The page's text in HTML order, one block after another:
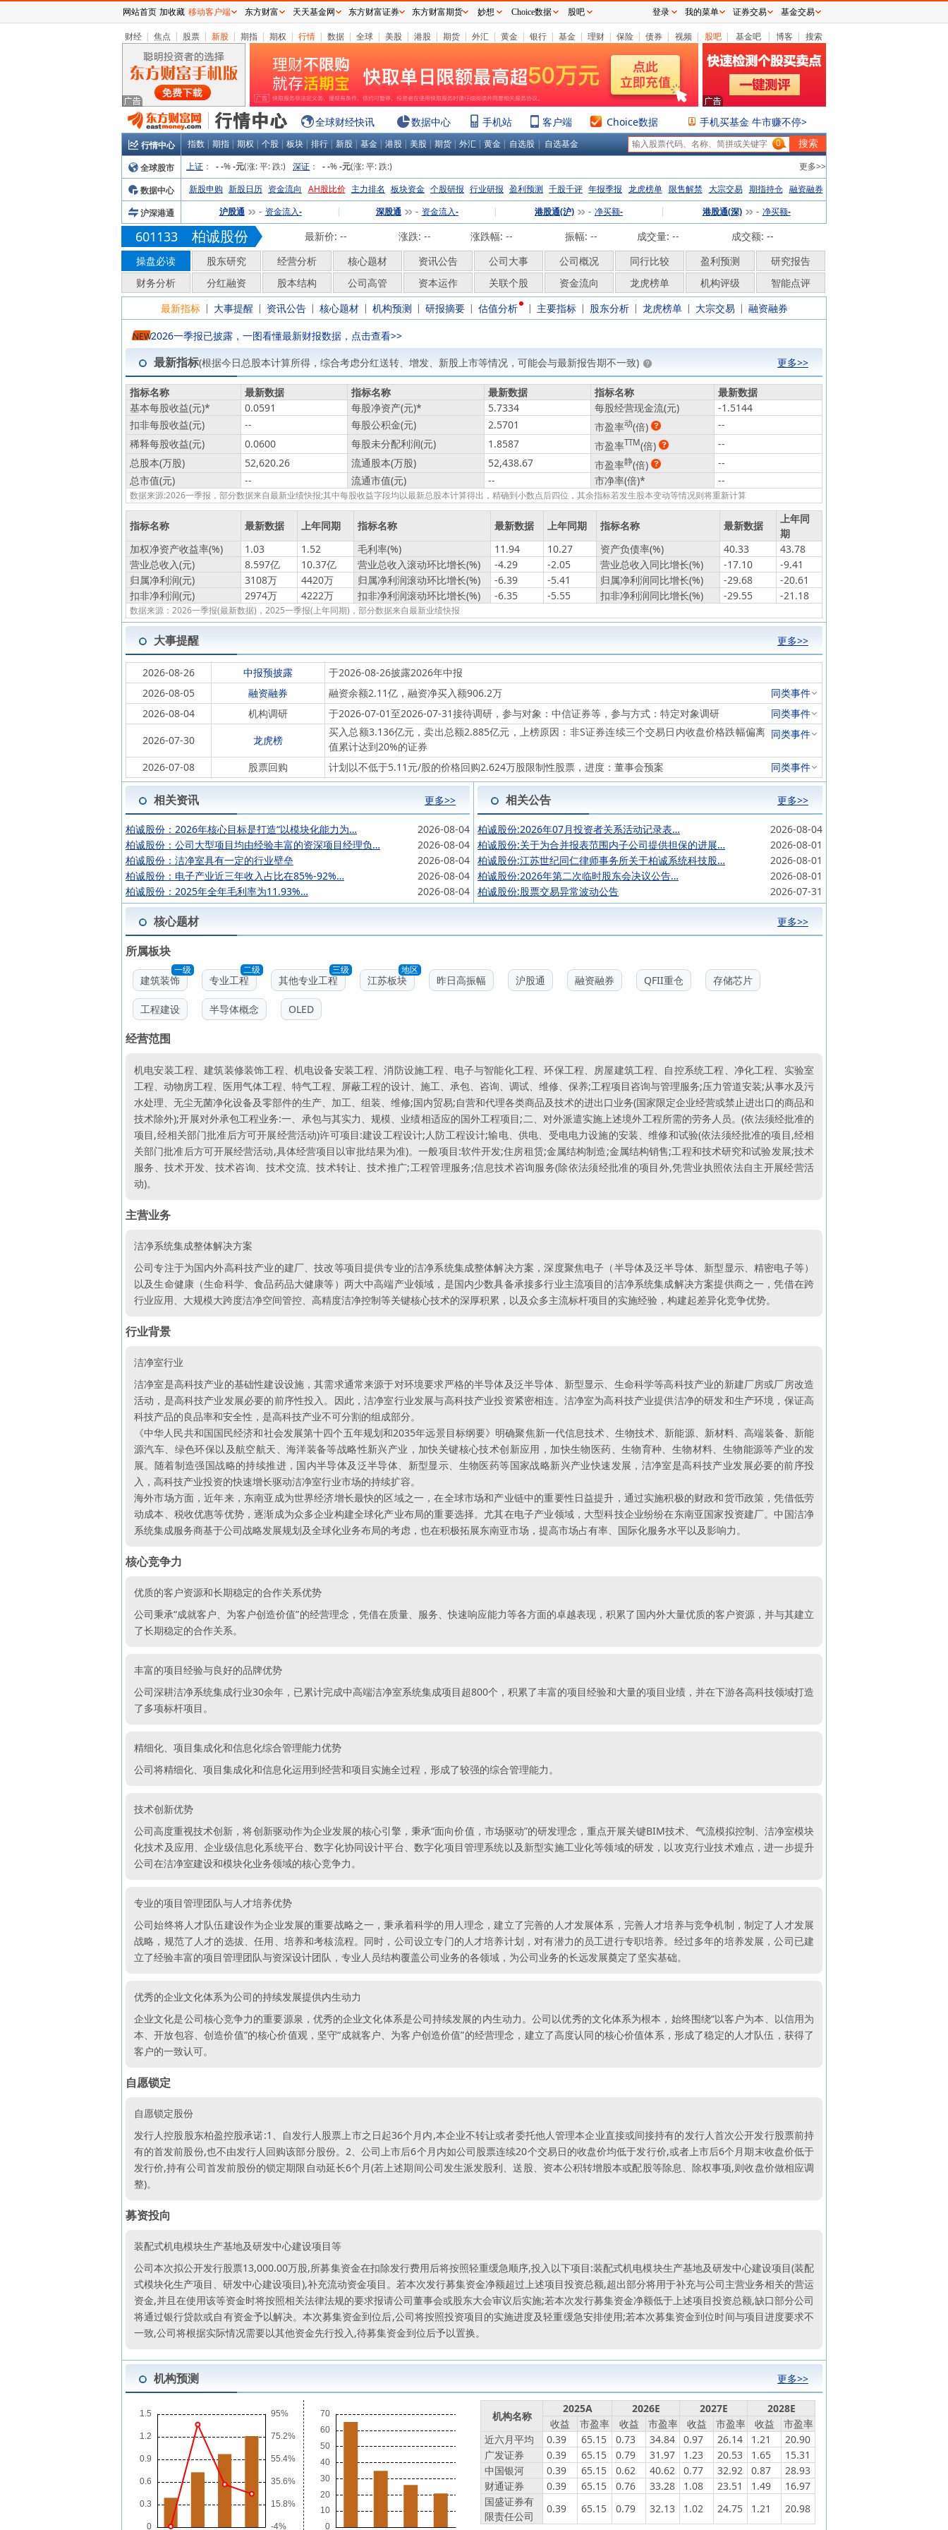
财经 | 焦点 | 股票 | 新股 | 期指 | 期权 | 行情 | 数据 | 全球 | 美股 | 港股 | 期货 | 外汇 | 黄金 | 银行 | 基金 | 理财 | 保险 | 债券 | 视频 | 股吧 | 基金吧 | 博客 | 搜索
全球财经快讯 数据中心 手机站 客户端 Choice数据 手机买基金 牛市赚不停>
行情中心 指数 | 期指 | 期权 | 个股 | 板块 | 排行 | 新股 | 基金 | 港股 | 美股 | 期货 | 外汇 | 黄金 | 自选股 | 自选基金 0
全球股市 上证 ： - -% -元(涨:平:跌:) 深证 ： - -% -元(涨:平:跌:)
更多>>
数据中心
新股申购 新股日历 资金流向 AH股比价 主力排名 板块资金 个股研报 行业研报 盈利预测 千股千评 年报季报 龙虎榜单 限售解禁 大宗交易 期指持仓 融资融券
沪深港通
沪股通 - 资金流入- | 深股通 - 资金流入- | 港股通(沪) - 净买额- | 港股通(深) - 净买额-
601133 柏诚股份 最新价: -- 涨跌: -- 涨跌幅: -- 振幅: -- 成交量: -- 成交额: --
操盘必读
股东研究 经营分析 核心题材 资讯公告 公司大事 公司概况 同行比较 盈利预测
研究报告
财务分析
分红融资 股本结构 公司高管 资本运作 关联个股 资金流向 龙虎榜单 机构评级
智能点评
最新指标 | 大事提醒 | 资讯公告 | 核心题材 | 机构预测 | 研报摘要 | 估值分析 | 主要指标 | 股东分析 | 龙虎榜单 | 大宗交易 | 融资融券
NEW2026一季报已披露，一图看懂最新财报数据，点击查看>>
最新指标(根据今日总股本计算所得，综合考虑分红送转、增发、新股上市等情况，可能会与最新报告期不一致) 更多>>
指标名称 最新数据 指标名称 最新数据 指标名称
最新数据
基本每股收益(元)* 0.0591 每股净资产(元)* 5.7334 每股经营现金流(元)
-1.5144
扣非每股收益(元)
-- 每股公积金(元) 2.5701 市盈率动(倍)
--
稀释每股收益(元)
0.0600 每股未分配利润(元) 1.8587 市盈率TTM(倍)
--
总股本(万股)
52,620.26 流通股本(万股) 52,438.67 市盈率静(倍)
--
总市值(元)
-- 流通市值(元) -- 市净率(倍)* --
数据来源:2026一季报，部分数据来自最新业绩快报;其中每股收益字段均以最新总股本计算得出，精确到小数点后四位，其余指标若发生股本变动等情况则将重新计算
指标名称 最新数据 上年同期 指标名称 最新数据 上年同期 指标名称 最新数据
上年同
期
加权净资产收益率(%)
1.03 1.52 毛利率(%) 11.94 10.27 资产负债率(%) 40.33
43.78
营业总收入(元)
8.597亿 10.37亿 营业总收入滚动环比增长(%) -4.29 -2.05 营业总收入同比增长(%) -17.10
-9.41
归属净利润(元)
3108万 4420万 归属净利润滚动环比增长(%) -6.39 -5.41 归属净利润同比增长(%) -29.68
-20.61
扣非净利润(元)
2974万 4222万 扣非净利润滚动环比增长(%) -6.35 -5.55 扣非净利润同比增长(%) -29.55 -21.18
数据来源：2026一季报(最新数据)，2025一季报(上年同期)，部分数据来自最新业绩快报
大事提醒 更多>>
2026-08-26 中报预披露
于2026-08-26披露2026年中报
2026-08-05
融资融券 融资余额2.11亿，融资净买入额906.2万
同类事件
2026-08-04
机构调研 于2026-07-01至2026-07-31接待调研，参与对象：中信证券等，参与方式：特定对象调研
同类事件
2026-07-30
龙虎榜
买入总额3.136亿元，卖出总额2.885亿元，上榜原因：非S证券连续三个交易日内收盘价格跌幅偏离
值累计达到20%的证券
同类事件
2026-07-08 股票回购 计划以不低于5.11元/股的价格回购2.624万股限制性股票，进度：董事会预案 同类事件
相关资讯 更多>>
柏诚股份：2026年核心目标是打造“以模块化能力为…
2026-08-04
柏诚股份：公司大型项目均由经验丰富的资深项目经理负…
2026-08-04
柏诚股份：洁净室具有一定的行业壁垒
2026-08-04
柏诚股份：电子产业近三年收入占比在85%-92%…
2026-08-04
柏诚股份：2025年全年毛利率为11.93%…
2026-08-04
相关公告 更多>>
柏诚股份:2026年07月投资者关系活动记录表…
2026-08-04
柏诚股份:关于为合并报表范围内子公司提供担保的进展…
2026-08-01
柏诚股份:江苏世纪同仁律师事务所关于柏诚系统科技股…
2026-08-01
柏诚股份:2026年第二次临时股东会决议公告…
2026-08-01
柏诚股份:股票交易异常波动公告
2026-07-31
核心题材 更多>>
所属板块
一级
建筑装饰
二级
专业工程
三级
其他专业工程
地区
江苏板块 昨日高振幅 沪股通 融资融券 QFII重仓 存储芯片
工程建设 半导体概念 OLED
经营范围
机电安装工程、建筑装修装饰工程、机电设备安装工程、消防设施工程、电子与智能化工程、环保工程、房屋建筑工程、自控系统工程、净化工程、实验室
工程、动物房工程、医用气体工程、特气工程、屏蔽工程的设计、施工、承包、咨询、调试、维修、保养;工程项目咨询与管理服务;压力管道安装;从事水及污
水处理、无尘无菌净化设备及零部件的生产、加工、组装、维修;国内贸易;自营和代理各类商品及技术的进出口业务(国家限定企业经营或禁止进出口的商品和
技术除外);开展对外承包工程业务:一、承包与其实力、规模、业绩相适应的国外工程项目;二、对外派遣实施上述境外工程所需的劳务人员。(依法须经批准的
项目,经相关部门批准后方可开展经营活动)许可项目:建设工程设计;人防工程设计;输电、供电、受电电力设施的安装、维修和试验(依法须经批准的项目,经相
关部门批准后方可开展经营活动,具体经营项目以审批结果为准)。一般项目:软件开发;住房租赁;金属结构制造;金属结构销售;工程和技术研究和试验发展;技术
服务、技术开发、技术咨询、技术交流、技术转让、技术推广;工程管理服务;信息技术咨询服务(除依法须经批准的项目外,凭营业执照依法自主开展经营活
动)。
主营业务
洁净系统集成整体解决方案
公司专注于为国内外高科技产业的建厂、技改等项目提供专业的洁净系统集成整体解决方案，深度聚焦电子（半导体及泛半导体、新型显示、精密电子等）
以及生命健康（生命科学、食品药品大健康等）两大中高端产业领域，是国内少数具备承接多行业主流项目的洁净系统集成解决方案提供商之一，凭借在跨
行业应用、大规模大跨度洁净空间管控、高精度洁净控制等关键核心技术的深厚积累，以及众多主流标杆项目的实施经验，构建起差异化竞争优势。
行业背景
洁净室行业
洁净室是高科技产业的基础性建设设施，其需求通常来源于对环境要求严格的半导体及泛半导体、新型显示、生命科学等高科技产业的新建厂房或厂房改造
活动，是高科技产业发展必要的前序性投入。因此，洁净室行业发展与高科技产业投资紧密相连。洁净室为高科技产业提供洁净的研发和生产环境，保证高
科技产品的良品率和安全性，是高科技产业不可分割的组成部分。
《中华人民共和国国民经济和社会发展第十四个五年规划和2035年远景目标纲要》明确聚焦新一代信息技术、生物技术、新能源、新材料、高端装备、新能
源汽车、绿色环保以及航空航天、海洋装备等战略性新兴产业，加快关键核心技术创新应用，加快生物医药、生物育种、生物材料、生物能源等产业的发
展。随着制造强国战略的持续推进，国内半导体及泛半导体、新型显示、生物医药等国家战略新兴产业快速发展，洁净室是高科技产业发展必要的前序投
入，高科技产业投资的快速增长驱动洁净室行业市场的持续扩容。
海外市场方面，近年来，东南亚成为世界经济增长最快的区域之一，在全球市场和产业链中的重要性日益提升，通过实施积极的财政和货币政策，凭借低劳
动成本、税收优惠等优势，逐渐成为众多企业构建全球化产业布局的重要选择。尤其在电子产业领域，大型科技企业纷纷在东南亚国家投资建厂。中国洁净
系统集成服务商基于公司战略发展规划及全球化业务布局的考虑，也在积极拓展东南亚市场，提高市场占有率、国际化服务水平以及影响力。
核心竞争力
优质的客户资源和长期稳定的合作关系优势
公司秉承“成就客户、为客户创造价值”的经营理念，凭借在质量、服务、快速响应能力等各方面的卓越表现，积累了国内外大量优质的客户资源，并与其建立
了长期稳定的合作关系。
丰富的项目经验与良好的品牌优势
公司深耕洁净系统集成行业30余年，已累计完成中高端洁净室系统集成项目超800个，积累了丰富的项目经验和大量的项目业绩，并在下游各高科技领域打造
了多项标杆项目。
精细化、项目集成化和信息化综合管理能力优势
公司将精细化、项目集成化和信息化运用到经营和项目实施全过程，形成了较强的综合管理能力。
技术创新优势
公司高度重视技术创新，将创新驱动作为企业发展的核心引擎，秉承“面向价值，市场驱动”的研发理念，重点开展关键BIM技术、气流模拟控制、洁净室模块
化技术及应用、企业级信息化系统平台、数字化协同设计平台、数字化项目管理系统以及新型实施工业化等领域的研发，以攻克行业技术难点，进一步提升
公司在洁净室建设和模块化业务领域的核心竞争力。
专业的项目管理团队与人才培养优势
公司始终将人才队伍建设作为企业发展的重要战略之一，秉承着科学的用人理念，建立了完善的人才发展体系，完善人才培养与竞争机制，制定了人才发展
战略，规范了人才的选拔、任用、培养和考核流程。同时，公司设立专门的人才培养计划，对有潜力的员工进行专职培养。经过多年的培养发展，公司已建
立了经验丰富的项目管理团队与资深设计团队，专业人员结构覆盖公司业务的各领域，为公司业务的长远发展奠定了坚实基础。
优秀的企业文化体系为公司的持续发展提供内生动力
企业文化是公司核心竞争力的重要源泉，优秀的企业文化体系是公司持续发展的内生动力。公司以优秀的文化体系为根本，始终围绕“以客户为本、以信用为
本、开放包容、创造价值”的核心价值观，坚守“成就客户、为客户创造价值”的经营理念，建立了高度认同的核心价值体系，形成了稳定的人才队伍，获得了
客户的一致认可。
自愿锁定
自愿锁定股份
发行人控股股东柏盈控股承诺:1、自发行人股票上市之日起36个月内,本企业不转让或者委托他人管理本企业直接或间接持有的发行人首次公开发行股票前持
有的首发前股份,也不由发行人回购该部分股份。2、公司上市后6个月内如公司股票连续20个交易日的收盘价均低于发行价,或者上市后6个月期末收盘价低于
发行价,持有公司首发前股份的锁定期限自动延长6个月(若上述期间公司发生派发股利、送股、资本公积转增股本或配股等除息、除权事项,则收盘价做相应调
整)。
募资投向
装配式机电模块生产基地及研发中心建设项目等
公司本次拟公开发行股票13,000.00万股,所募集资金在扣除发行费用后将按照轻重缓急顺序,投入以下项目:装配式机电模块生产基地及研发中心建设项目(装配
式模块化生产项目、研发中心建设项目),补充流动资金项目。若本次发行募集资金净额超过上述项目投资总额,超出部分将用于补充与公司主营业务相关的营运
资金,并且在使用该等资金时将按照相关法律法规的要求报请公司董事会或股东大会审议后实施;若本次发行募集资金净额低于上述项目投资总额,缺口部分公司
将通过银行贷款或自有资金予以解决。本次募集资金到位后,公司将按照投资项目的实施进度及轻重缓急安排使用;若本次募集资金到位时间与项目进度要求不
一致,公司将根据实际情况需要以其他资金先行投入,待募集资金到位后予以置换。
机构预测 更多>>
机构名称
2025A 2026E 2027E
2028E
收益
市盈率 收益 市盈率 收益 市盈率 收益
市盈率
近六月平均
0.39 65.15 0.73 34.84 0.97 26.14 1.21
20.90
广发证券
0.39 65.15 0.79 31.97 1.23 20.53 1.65
15.31
中国银河
0.39 65.15 0.62 40.62 0.77 32.92 0.87
28.93
财通证券
0.39 65.15 0.76 33.28 1.08 23.51 1.49
16.97
国盛证券有
限责任公司
0.39 65.15 0.79 32.13 1.02 24.75 1.21 20.98
网站首页 加收藏 移动客户端 东方财富 天天基金网 东方财富证券 东方财富期货 妙想 Choice数据 股吧 登录 我的菜单 证券交易 基金交易